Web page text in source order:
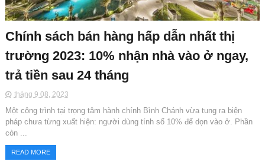
Chính sách bán hàng hấp dẫn nhất thị
trường 2023: 10% nhận nhà vào ở ngay,
trả tiền sau 24 tháng
tháng 9 08, 2023
Một công trình tại trọng tâm hành chính Bình Chánh vừa tung ra biện
pháp chưa từng xuất hiện: người dùng tính sổ 10% để dọn vào ở. Phần
còn ...
READ MORE